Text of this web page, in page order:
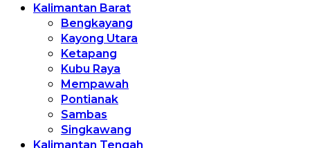
Kalimantan Barat
Bengkayang
Kayong Utara
Ketapang
Kubu Raya
Mempawah
Pontianak
Sambas
Singkawang
Kalimantan Tengah